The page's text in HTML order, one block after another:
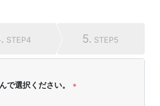
STEP4 5. STEP5
選択ください。
*